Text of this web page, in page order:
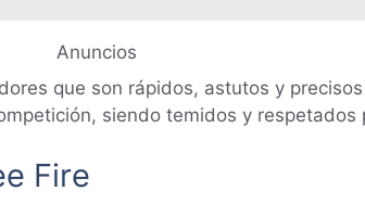
Anuncios
que son rápidos, astutos y
siendo temidos y respetados
Fire